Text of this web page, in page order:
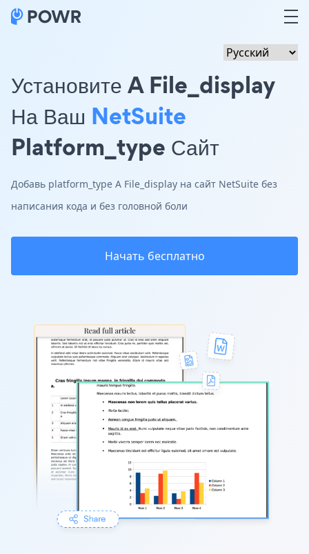
Установите A File_display
На Ваш NetSuite
Platform_type Сайт
Добавь platform_type A File_display на сайт NetSuite без
написания кода и без головной боли
Начать бесплатно